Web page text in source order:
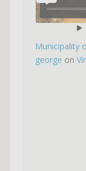
Municipality
george on